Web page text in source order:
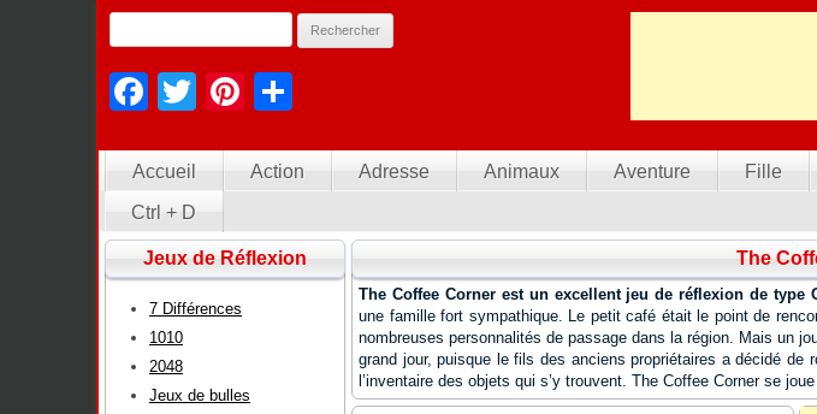
Facebook
TwitterPinterest
Accueil Action Adresse Animaux Aventure Fille
Ctrl + D
The
The Coffee Corner est un excellent jeu de réflexion de type
une famille fort sympathique. Le petit café était le point de
nombreuses personnalités de passage dans la région. Mais un
grand jour, puisque le fils des anciens propriétaires a décidé de
l’inventaire des objets qui s’y trouvent. The Coffee Corner se
Jeux de Réflexion
7 Différences
1010
2048
Jeux de bulles